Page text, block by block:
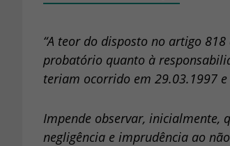
“A teor do disposto no artigo
probatório quanto à
teriam ocorrido em 29.03.1997
Impende observar, inicialmente,
negligência e imprudência ao